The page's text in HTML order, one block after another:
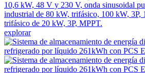
10,6 kW, 48 V y 230 V, onda sinusoidal
industrial de 80 kW, trifásico, 100 kW, 3P,
trifásico de 20 kW, 3P, MPPT.
explorar